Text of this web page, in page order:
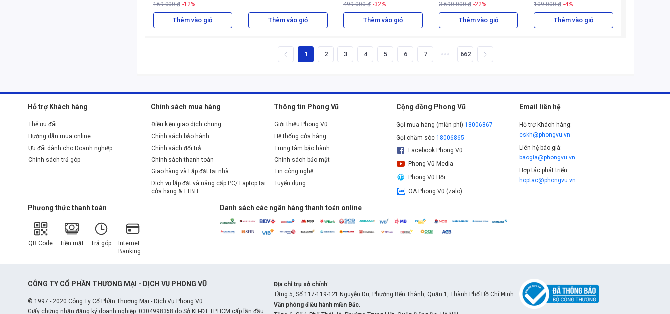
169.000 ₫ -12%
Thêm vào giỏ Thêm vào giỏ
499.000 ₫ -32%
Thêm vào giỏ
0 ₫
3.690.000 ₫ -22%
Thêm vào giỏ
109.000 ₫ -4%
Thêm vào giỏ
1 2 3 4 5 6 7 662
Hỗ trợ Khách hàng
Thẻ ưu đãi
Hướng dẫn mua online
Ưu đãi dành cho Doanh nghiệp
Chính sách trả góp
Chính sách mua hàng
Điều kiện giao dịch chung
Chính sách bảo hành
Chính sách đổi trả
Chính sách thanh toán
Giao hàng và Lắp đặt tại nhà
Dịch vụ lắp đặt và nâng cấp PC/ Laptop tại
cửa hàng & TTBH
Thông tin Phong Vũ
Giới thiệu Phong Vũ
Hệ thống cửa hàng
Trung tâm bảo hành
Chính sách bảo mật
Tin công nghệ
Tuyển dụng
Cộng đồng Phong Vũ
Gọi mua hàng (miễn phí)18006867
Gọi chăm sóc18006865
Facebook Phong Vũ
Phong Vũ Media
Phong Vũ Hội
OA Phong Vũ (zalo)
Email liên hệ
Hỗ trợ Khách hàng:
cskh@phongvu.vn
Liên hệ báo giá:
baogia@phongvu.vn
Hợp tác phát triển:
hoptac@phongvu.vn
Phương thức thanh toán
QR Code Tiền mặt Trả góp
Internet
Banking
Danh sách các ngân hàng thanh toán online
CÔNG TY CỔ PHẦN THƯƠNG MẠI - DỊCH VỤ PHONG VŨ
© 1997 - 2020 Công Ty Cổ Phần Thương Mại - Dịch Vụ Phong Vũ
Giấy chứng nhận đăng ký doanh nghiệp: 0304998358 do Sở KH-ĐT TP.HCM cấp lần đầu
Địa chỉ trụ sở chính:
Tầng 5, Số 117-119-121 Nguyễn Du, Phường Bến Thành, Quận 1, Thành Phố Hồ Chí Minh
Văn phòng điều hành miền Bắc: